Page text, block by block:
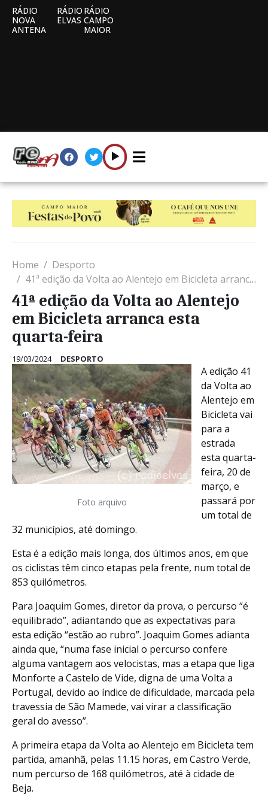
RÁDIO
NOVA
ANTENA
RÁDIO
ELVAS
RÁDIO
CAMPO
MAIOR
Home
Desporto
41ª edição da Volta ao Alentejo em Bicicleta arranca esta quarta-feira
41ª edição da Volta ao Alentejo
em Bicicleta arranca esta
quarta-feira
19/03/2024 DESPORTO
Foto arquivo
A edição 41
da Volta ao
Alentejo em
Bicicleta vai
para a
estrada
esta quarta-
feira, 20 de
março, e
passará por
um total de
32 municípios, até domingo.
Esta é a edição mais longa, dos últimos anos, em que
os ciclistas têm cinco etapas pela frente, num total de
853 quilómetros.
Para Joaquim Gomes, diretor da prova, o percurso “é
equilibrado”, adiantando que as expectativas para
esta edição “estão ao rubro”. Joaquim Gomes adianta
ainda que, “numa fase inicial o percurso confere
alguma vantagem aos velocistas, mas a etapa que liga
Monforte a Castelo de Vide, digna de uma Volta a
Portugal, devido ao índice de dificuldade, marcada pela
travessia de São Mamede, vai virar a classificação
geral do avesso”.
A primeira etapa da Volta ao Alentejo em Bicicleta tem
partida, amanhã, pelas 11.15 horas, em Castro Verde,
num percurso de 168 quilómetros, até à cidade de
Beja.